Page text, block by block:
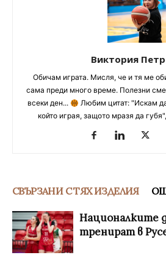
Виктория
Обичам играта. Мисля, че и тя ме
сама преди много време. Полезни
всеки ден...
Любим цитат: "Искам
който играя, защото мразя да
СВЪРЗАНИ С ТЯХ ИЗДЕЛИЯ
Националките
тренират в